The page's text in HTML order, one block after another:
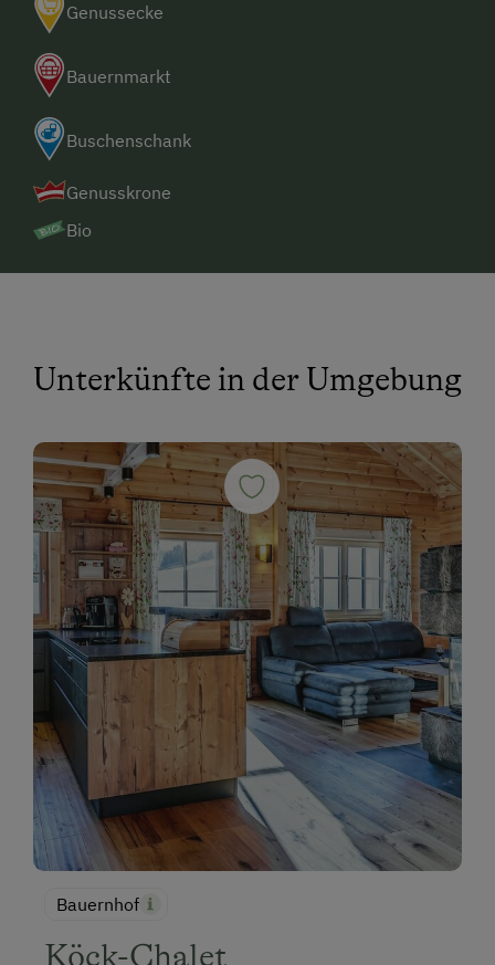
Genussecke
Bauernmarkt
Buschenschank
Genusskrone
Bio
Unterkünfte in der Umgebung
Bauernhof
Köck-Chalet